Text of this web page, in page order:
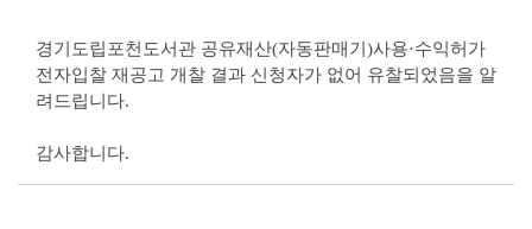
경기도립포천도서관 공유재산(자동판매기)사용·수익허가
전자입찰 재공고 개찰 결과 신청자가 없어 유찰되었음을 알
려드립니다.
감사합니다.